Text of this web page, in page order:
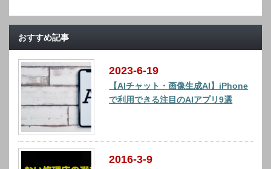
おすすめ記事
2023-6-19
【AIチャット・画像生成AI】iPhone
で利用できる注目のAIアプリ9選
2016-3-9